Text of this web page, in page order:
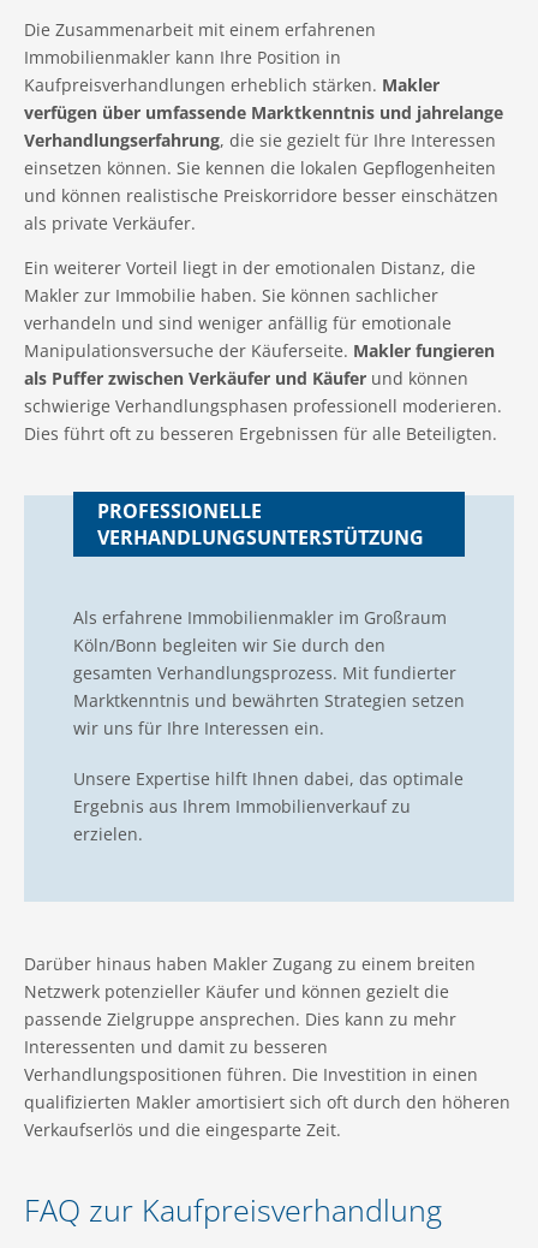
Die Zusammenarbeit mit einem erfahrenen
Immobilienmakler kann Ihre Position in
Kaufpreisverhandlungen erheblich stärken. Makler
verfügen über umfassende Marktkenntnis und jahrelange
Verhandlungserfahrung, die sie gezielt für Ihre Interessen
einsetzen können. Sie kennen die lokalen Gepflogenheiten
und können realistische Preiskorridore besser einschätzen
als private Verkäufer.
Ein weiterer Vorteil liegt in der emotionalen Distanz, die
Makler zur Immobilie haben. Sie können sachlicher
verhandeln und sind weniger anfällig für emotionale
Manipulationsversuche der Käuferseite. Makler fungieren
als Puffer zwischen Verkäufer und Käufer und können
schwierige Verhandlungsphasen professionell moderieren.
Dies führt oft zu besseren Ergebnissen für alle Beteiligten.
PROFESSIONELLE
VERHANDLUNGSUNTERSTÜTZUNG
Als erfahrene Immobilienmakler im Großraum
Köln/Bonn begleiten wir Sie durch den
gesamten Verhandlungsprozess. Mit fundierter
Marktkenntnis und bewährten Strategien setzen
wir uns für Ihre Interessen ein.
Unsere Expertise hilft Ihnen dabei, das optimale
Ergebnis aus Ihrem Immobilienverkauf zu
erzielen.
Darüber hinaus haben Makler Zugang zu einem breiten
Netzwerk potenzieller Käufer und können gezielt die
passende Zielgruppe ansprechen. Dies kann zu mehr
Interessenten und damit zu besseren
Verhandlungspositionen führen. Die Investition in einen
qualifizierten Makler amortisiert sich oft durch den höheren
Verkaufserlös und die eingesparte Zeit.
FAQ zur Kaufpreisverhandlung